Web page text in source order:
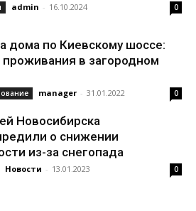
admin - 16.10.2024 0
дома по Киевскому шоссе:
в загородном
manager - 31.01.2022 0
Новосибирска
о снижении
из-за снегопада
Новости - 13.01.2023 0